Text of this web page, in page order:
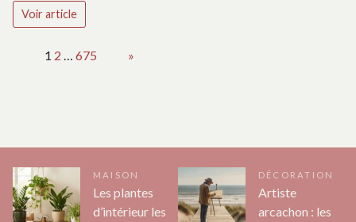
Voir article
1 2 … 675 »
MAISON
Les plantes
d’intérieur les
DÉCORATION
Artiste
arcachon : les